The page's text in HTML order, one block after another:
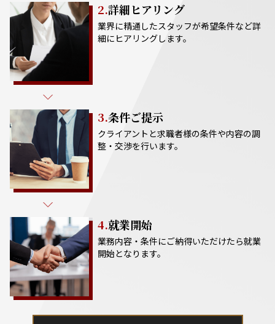
2.詳細ヒアリング
業界に精通したスタッフが希望条件など詳
細にヒアリングします。
3.条件ご提示
クライアントと求職者様の条件や内容の調
整・交渉を行います。
4.就業開始
業務内容・条件にご納得いただけたら就業
開始となります。